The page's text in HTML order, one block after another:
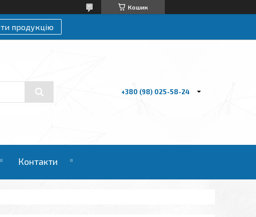
Кошик
продукцію
+380 (98) 025-58-24
Контакти